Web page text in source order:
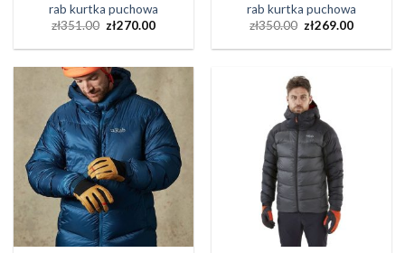
rab kurtka puchowa
zł351.00 zł270.00
rab kurtka puchowa
zł350.00 zł269.00